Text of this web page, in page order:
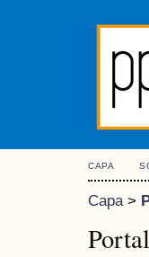
CAPA
Capa>